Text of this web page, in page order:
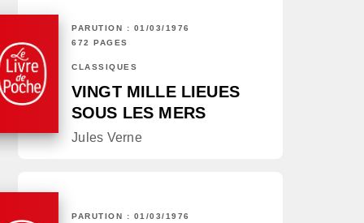
PARUTION : 01/03/1976
672 PAGES
CLASSIQUES
VINGT MILLE LIEUES
SOUS LES MERS
Jules Verne
PARUTION : 01/03/1976